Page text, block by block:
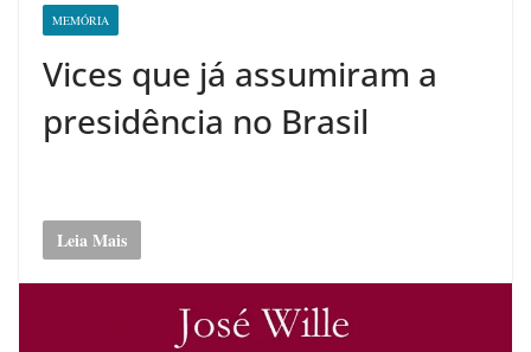
MEMÓRIA
Vices que já assumiram a
presidência no Brasil
Leia Mais